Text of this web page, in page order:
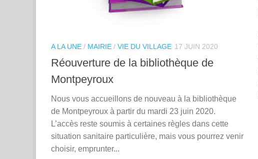
A LA UNE / MAIRIE / VIE DU VILLAGE 17 JUIN 2020
Réouverture de la bibliothèque de
Montpeyroux
Nous vous accueillons de nouveau à la bibliothèque
de Montpeyroux à partir du mardi 23 juin 2020.
L’accès reste soumis à certaines règles dans cette
situation sanitaire particulière, mais vous pourrez venir
choisir, emprunter...